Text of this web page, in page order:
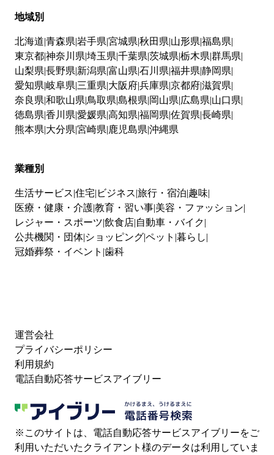
地域別
北海道 青森県 岩手県 宮城県 秋田県 山形県 福島県
東京都神奈川県 埼玉県 千葉県 茨城県 栃木県 群馬県
山梨県 長野県 新潟県 富山県 石川県 福井県 静岡県
愛知県 岐阜県 三重県 大阪府兵庫県 京都府滋賀県
奈良県 和歌山県 鳥取県 島根県 岡山県 広島県 山口県
徳島県 香川県 愛媛県 高知県 福岡県 佐賀県 長崎県
熊本県 大分県 宮崎県 鹿児島県 沖縄県
業種別
生活サービス 住宅 ビジネス 旅行・宿泊 趣味
医療・健康・介護教育・習い事 美容・ファッション
レジャー・スポーツ 飲食店 自動車・バイク
公共機関・団体 ショッピングペット 暮らし
冠婚葬祭・イベント 歯科
運営会社
プライバシーポリシー
利用規約
電話自動応答サービスアイブリー
※このサイトは、電話自動応答サービスアイブリーをご
利用いただいたクライアント様のデータは利用していま